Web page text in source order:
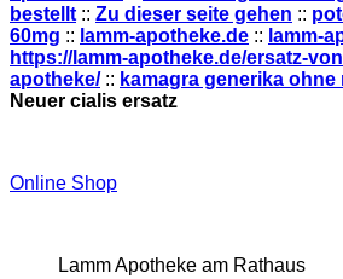
bestellt :: Zu dieser seite gehen ::
60mg :: lamm-apotheke.de :: lamm-
https://lamm-apotheke.de/ersatz-
apotheke/:: kamagra generika
Neuer cialis ersatz
Online Shop
Lamm Apotheke am Rathaus